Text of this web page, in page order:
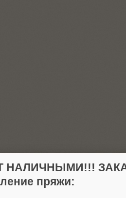
НАЛИЧНЫМИ!!!
пряжи: